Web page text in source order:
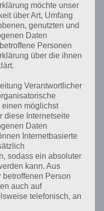
+ All 3 Letters /
Pine Studio)
+ All 3 Letters /
Pine Studio)
möchte unser
über Art, Umfang
genutzten und
Daten
Personen
über die ihnen
Verantwortlicher
einen möglichst
diese Internetseite
Daten
Internetbasierte
sodass ein absoluter
kann. Aus
Person
auch auf
telefonisch, an